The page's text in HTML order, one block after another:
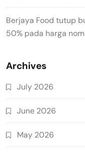
Berjaya Food tutup
50% pada harga
Archives
July 2026
June 2026
May 2026